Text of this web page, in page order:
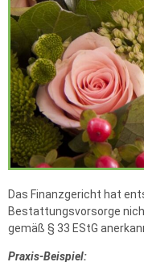
Das Finanzgericht hat
Bestattungs­vorsorge
gemäß § 33 EStG
Praxis-Beispiel: